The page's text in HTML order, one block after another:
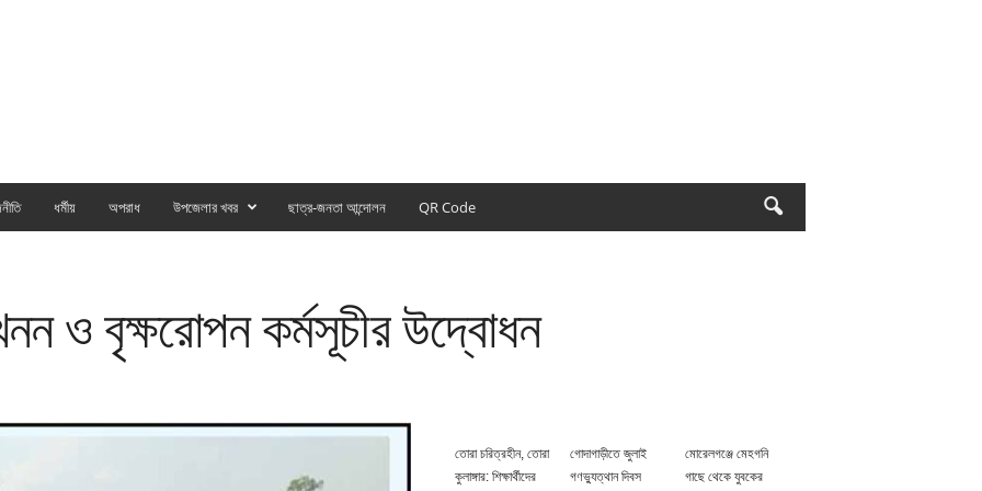
ধর্মীয় অপরাধ উপজেলার খবর ছাত্র-জনতা আন্দোলন QR Code
ও বৃক্ষরোপন কর্মসূচীর উদ্বোধন
তোরা চরিত্রহীন, তোরা
কুলাঙ্গার: শিক্ষার্থীদের
গোদাগাড়ীতে জুলাই
গণভ্যুত্থান দিবস
মোরেলগঞ্জে মেহগনি
গাছে থেকে যুবকের